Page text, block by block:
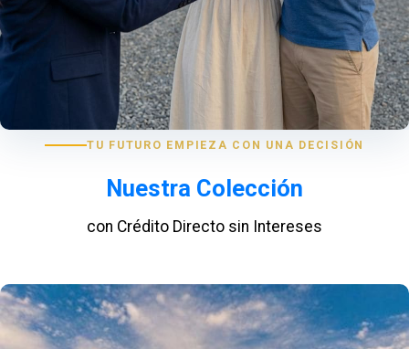
TU FUTURO EMPIEZA CON UNA DECISIÓN
Nuestra Colección
con Crédito Directo sin Intereses